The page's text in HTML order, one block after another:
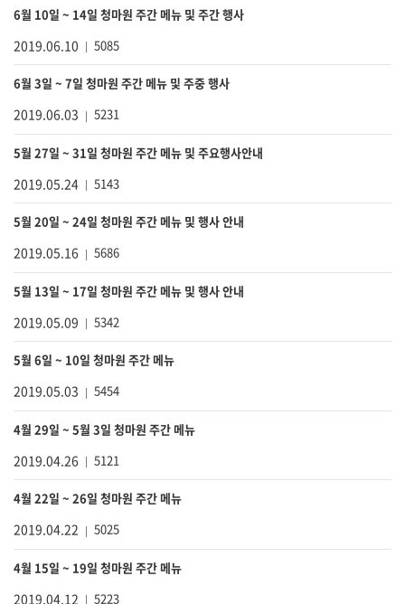
6월 10일 ~ 14일 청마원 주간 메뉴 및 주간 행사
2019.06.10 5085
6월 3일 ~ 7일 청마원 주간 메뉴 및 주중 행사
2019.06.03 5231
5월 27일 ~ 31일 청마원 주간 메뉴 및 주요행사안내
2019.05.24 5143
5월 20일 ~ 24일 청마원 주간 메뉴 및 행사 안내
2019.05.16 5686
5월 13일 ~ 17일 청마원 주간 메뉴 및 행사 안내
2019.05.09 5342
5월 6일 ~ 10일 청마원 주간 메뉴
2019.05.03 5454
4월 29일 ~ 5월 3일 청마원 주간 메뉴
2019.04.26 5121
4월 22일 ~ 26일 청마원 주간 메뉴
2019.04.22 5025
4월 15일 ~ 19일 청마원 주간 메뉴
2019.04.12 5223